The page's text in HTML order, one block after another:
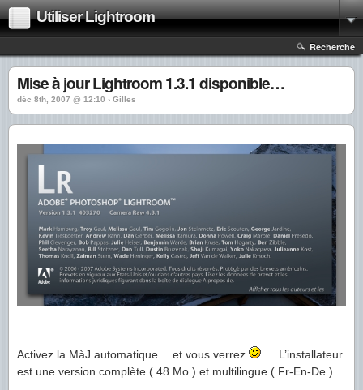
Utiliser Lightroom
Recherche
Mise à jour Lightroom 1.3.1 disponible…
déc 8th, 2007 @ 12:10 › Gilles
Activez la MàJ automatique… et vous verrez
… L’installateur
est une version complète ( 48 Mo ) et multilingue ( Fr-En-De ).